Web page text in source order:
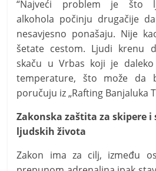
“Najveći problem je što
alkohola počinju drugačije
nesavjesno ponašaju. Nije
šetate cestom. Ljudi krenu
skaču u Vrbas koji je
temperature, što može da
poručuju iz „Rafting Banjaluka
​Zakonska zaštita za skipere i
ljudskih života
Zakon ima za cilj, između